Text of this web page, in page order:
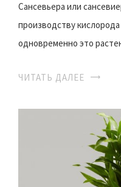
Сансевьера или
производству
одновременно это
ЧИТАТЬ ДАЛЕЕ